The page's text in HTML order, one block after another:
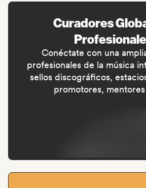
Curadores
Conéctate con una
profesionales de la música
sellos discográficos,
promotores,